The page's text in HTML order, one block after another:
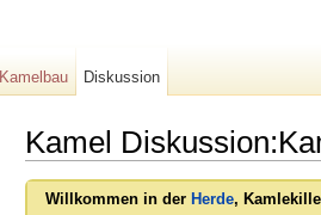
Kamel
Willkommen in der Herde,
Kamelbau Diskussion